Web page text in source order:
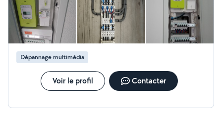
Dépannage multimédia
Voir le profil Contacter